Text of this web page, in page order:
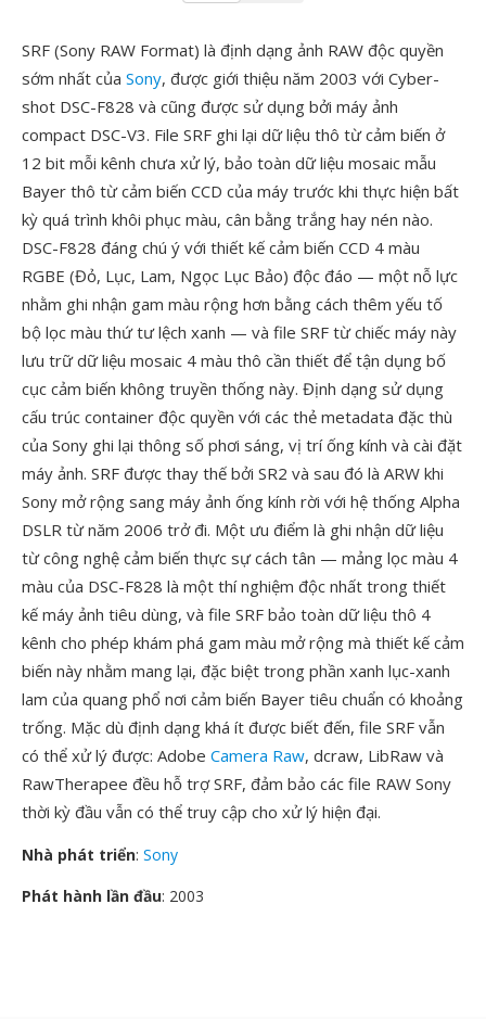
SRF (Sony RAW Format) là định dạng ảnh RAW độc quyền
sớm nhất của Sony, được giới thiệu năm 2003 với Cyber-
shot DSC-F828 và cũng được sử dụng bởi máy ảnh
compact DSC-V3. File SRF ghi lại dữ liệu thô từ cảm biến ở
12 bit mỗi kênh chưa xử lý, bảo toàn dữ liệu mosaic mẫu
Bayer thô từ cảm biến CCD của máy trước khi thực hiện bất
kỳ quá trình khôi phục màu, cân bằng trắng hay nén nào.
DSC-F828 đáng chú ý với thiết kế cảm biến CCD 4 màu
RGBE (Đỏ, Lục, Lam, Ngọc Lục Bảo) độc đáo — một nỗ lực
nhằm ghi nhận gam màu rộng hơn bằng cách thêm yếu tố
bộ lọc màu thứ tư lệch xanh — và file SRF từ chiếc máy này
lưu trữ dữ liệu mosaic 4 màu thô cần thiết để tận dụng bố
cục cảm biến không truyền thống này. Định dạng sử dụng
cấu trúc container độc quyền với các thẻ metadata đặc thù
của Sony ghi lại thông số phơi sáng, vị trí ống kính và cài đặt
máy ảnh. SRF được thay thế bởi SR2 và sau đó là ARW khi
Sony mở rộng sang máy ảnh ống kính rời với hệ thống Alpha
DSLR từ năm 2006 trở đi. Một ưu điểm là ghi nhận dữ liệu
từ công nghệ cảm biến thực sự cách tân — mảng lọc màu 4
màu của DSC-F828 là một thí nghiệm độc nhất trong thiết
kế máy ảnh tiêu dùng, và file SRF bảo toàn dữ liệu thô 4
kênh cho phép khám phá gam màu mở rộng mà thiết kế cảm
biến này nhằm mang lại, đặc biệt trong phần xanh lục-xanh
lam của quang phổ nơi cảm biến Bayer tiêu chuẩn có khoảng
trống. Mặc dù định dạng khá ít được biết đến, file SRF vẫn
có thể xử lý được: Adobe Camera Raw, dcraw, LibRaw và
RawTherapee đều hỗ trợ SRF, đảm bảo các file RAW Sony
thời kỳ đầu vẫn có thể truy cập cho xử lý hiện đại.
Nhà phát triển: Sony
Phát hành lần đầu: 2003